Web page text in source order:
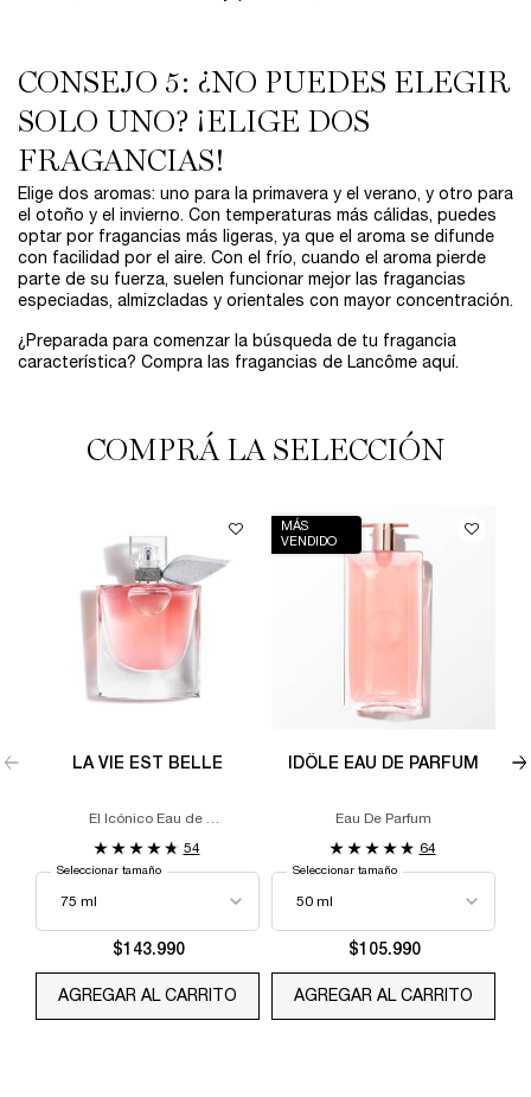
CONSEJO 5: ¿NO PUEDES ELEGIR
SOLO UNO? ¡ELIGE DOS
FRAGANCIAS!
Elige dos aromas: uno para la primavera y el verano, y otro para
el otoño y el invierno. Con temperaturas más cálidas, puedes
optar por fragancias más ligeras, ya que el aroma se difunde
con facilidad por el aire. Con el frío, cuando el aroma pierde
parte de su fuerza, suelen funcionar mejor las fragancias
especiadas, almizcladas y orientales con mayor concentración.
¿Preparada para comenzar la búsqueda de tu fragancia
característica? Compra las fragancias de Lancôme aquí.
COMPRÁ LA SELECCIÓN
LA VIE EST BELLE
El Icónico Eau de
54
Seleccionar tamaño
$143.990
AGREGAR AL CARRITO LA VIE EST BELLE
MÁS
VENDIDO
IDÔLE EAU DE PARFUM
Eau De Parfum
64
Seleccionar tamaño
$105.990
AGREGAR AL CARRITO